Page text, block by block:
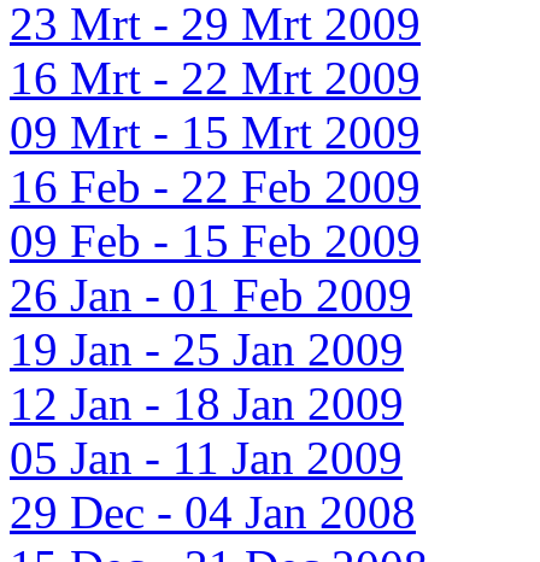
23 Mrt - 29 Mrt 2009
16 Mrt - 22 Mrt 2009
09 Mrt - 15 Mrt 2009
16 Feb - 22 Feb 2009
09 Feb - 15 Feb 2009
26 Jan - 01 Feb 2009
19 Jan - 25 Jan 2009
12 Jan - 18 Jan 2009
05 Jan - 11 Jan 2009
29 Dec - 04 Jan 2008